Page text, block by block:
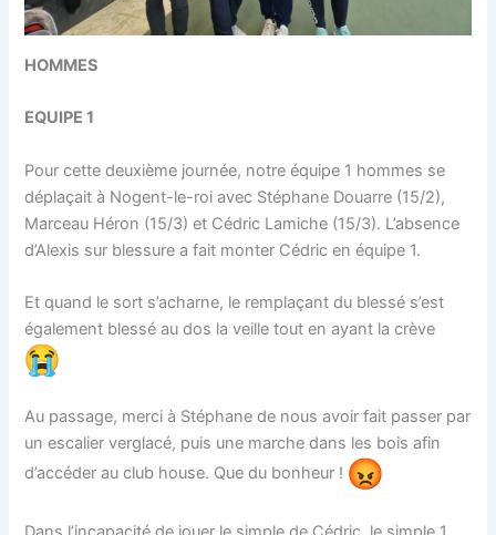
HOMMES
EQUIPE 1
Pour cette deuxième journée, notre équipe 1 hommes se
déplaçait à Nogent-le-roi avec Stéphane Douarre (15/2),
Marceau Héron (15/3) et Cédric Lamiche (15/3). L’absence
d’Alexis sur blessure a fait monter Cédric en équipe 1.
Et quand le sort s’acharne, le remplaçant du blessé s’est
également blessé au dos la veille tout en ayant la crève
Au passage, merci à Stéphane de nous avoir fait passer par
un escalier verglacé, puis une marche dans les bois afin
d’accéder au club house. Que du bonheur !